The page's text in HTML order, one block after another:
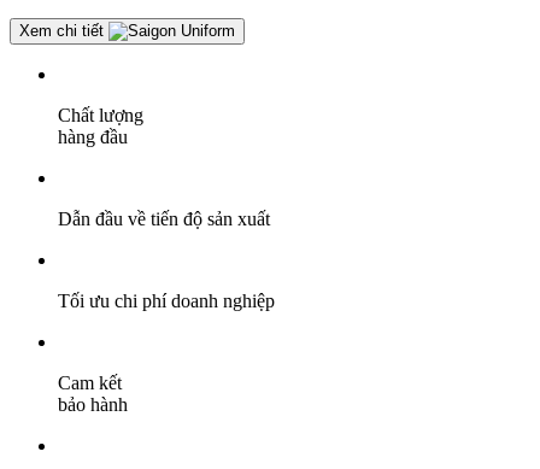
Xem chi tiết
Chất lượng
hàng đầu
Dẫn đầu về tiến độ sản xuất
Tối ưu chi phí doanh nghiệp
Cam kết
bảo hành